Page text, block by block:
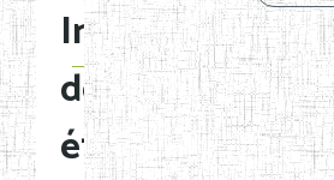
Immatriculation
des
établissements